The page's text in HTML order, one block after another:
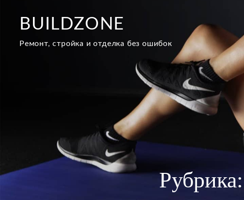
содержимому
BUILDZONE
Ремонт, стройка и отделка без ошибок
Рубрика: